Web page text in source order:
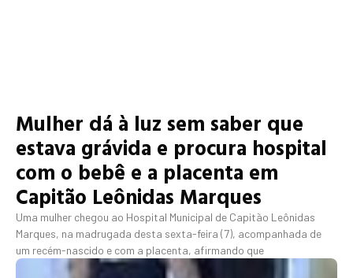
Mulher dá à luz sem saber que
estava grávida e procura hospital
com o bebê e a placenta em
Capitão Leônidas Marques
Uma mulher chegou ao Hospital Municipal de Capitão Leônidas
Marques, na madrugada desta sexta-feira (7), acompanhada de
um recém-nascido e com a placenta, afirmando que